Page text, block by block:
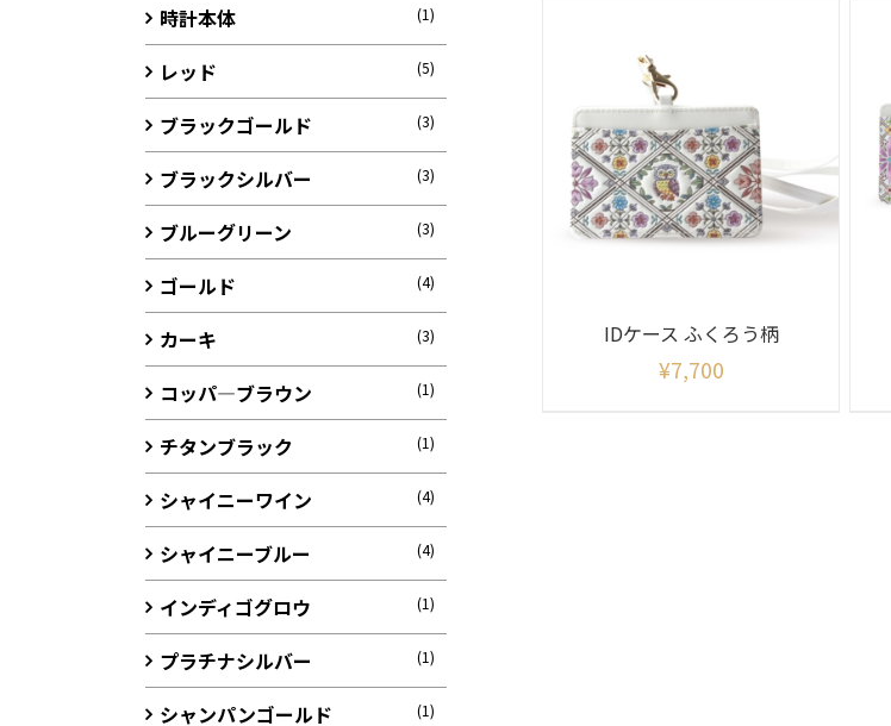
IDケース ふくろう柄
¥7,700
時計本体 (1)
レッド (5)
ブラックゴールド (3)
ブラックシルバー (3)
ブルーグリーン (3)
ゴールド (4)
カーキ (3)
コッパ―ブラウン (1)
チタンブラック (1)
シャイニーワイン (4)
シャイニーブルー (4)
インディゴグロウ (1)
プラチナシルバー (1)
シャンパンゴールド (1)